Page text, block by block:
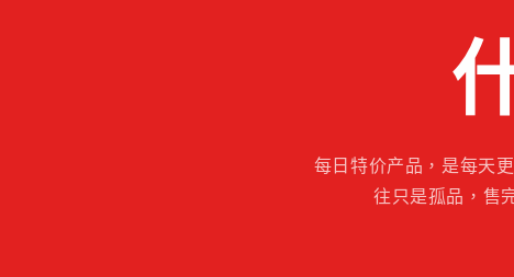
每日特价产品，是每天
往只是孤品，售